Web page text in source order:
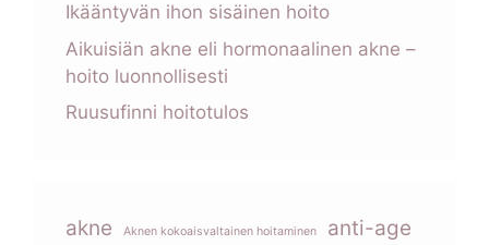
Ikääntyvän ihon sisäinen hoito
Aikuisiän akne eli hormonaalinen akne –
hoito luonnollisesti
Ruusufinni hoitotulos
akne Aknen kokoaisvaltainen hoitaminen anti-age